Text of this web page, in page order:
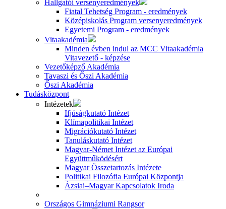
Hallgatói versenyeredmények
Fiatal Tehetség Program - eredmények
Középiskolás Program versenyeredmények
Egyetemi Program - eredmények
Vitaakadémia
Minden évben indul az MCC Vitaakadémia
Vitavezető - képzése
Vezetőképző Akadémia
Tavaszi és Őszi Akadémia
Őszi Akadémia
Tudásközpont
Intézetek
Ifjúságkutató Intézet
Klímapolitikai Intézet
Migrációkutató Intézet
Tanuláskutató Intézet
Magyar-Német Intézet az Európai
Együttműködésért
Magyar Összetartozás Intézete
Politikai Filozófia Európai Központja
Ázsiai–Magyar Kapcsolatok Iroda
Országos Gimnáziumi Rangsor